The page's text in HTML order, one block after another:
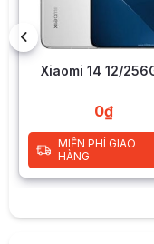
Note 13 5G 8/
4.950.000₫
4.550.000
MIỄN PHÍ GIAO